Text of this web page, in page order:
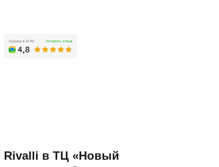
Rivalli в ТЦ «Новый